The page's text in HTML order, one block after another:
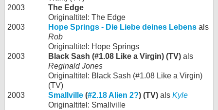
2003
The Edge
Originaltitel: The Edge
2003
Hope Springs - Die Liebe deines Lebens als
Rob
Originaltitel: Hope Springs
2003
Black Sash (#1.08 Like a Virgin) (TV) als
Reginald Jones
Originaltitel: Black Sash (#1.08 Like a Virgin)
(TV)
2003
Smallville (#2.18 Alien 2?) (TV) als Kyle
Originaltitel: Smallville